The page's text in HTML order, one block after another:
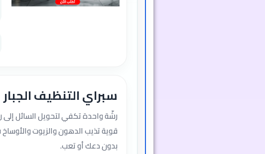
سبراي التنظيف الجبار
رشّة واحدة تكفي لتحويل السائل إلى
قوية تذيب الدهون والزيوت والأوساخ
بدون دعك أو تعب.